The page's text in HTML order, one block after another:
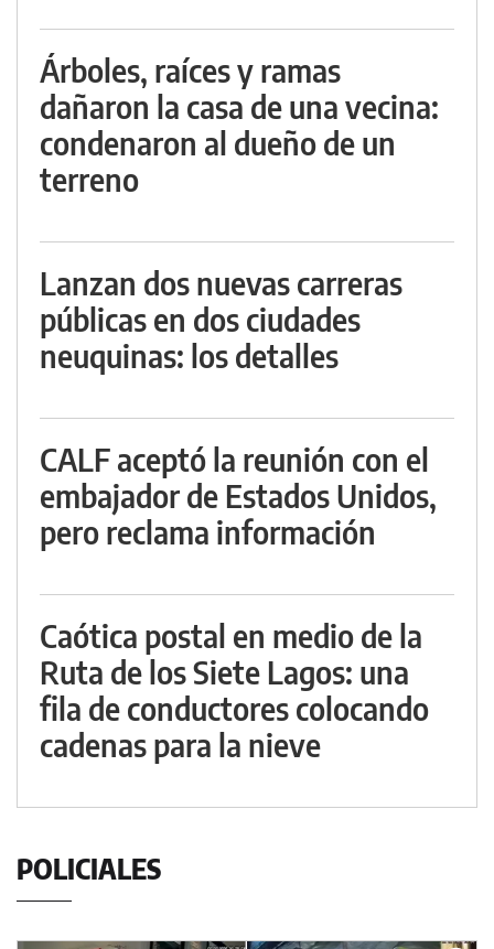
Árboles, raíces y ramas
dañaron la casa de una vecina:
condenaron al dueño de un
terreno
Lanzan dos nuevas carreras
públicas en dos ciudades
neuquinas: los detalles
CALF aceptó la reunión con el
embajador de Estados Unidos,
pero reclama información
Caótica postal en medio de la
Ruta de los Siete Lagos: una
fila de conductores colocando
cadenas para la nieve
POLICIALES